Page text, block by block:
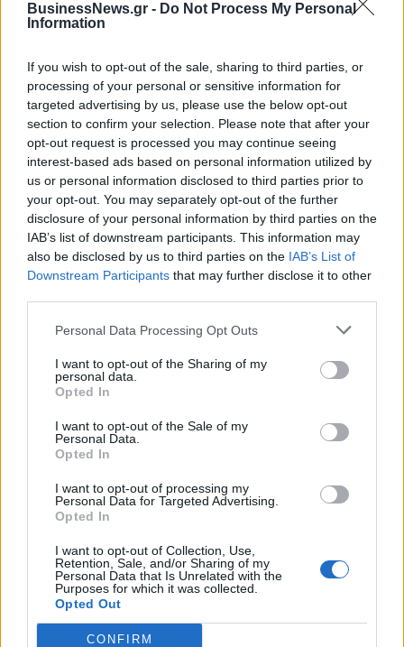
BusinessNews.gr - Do Not Process My Personal
Information
If you wish to opt-out of the sale, sharing to third parties, or
processing of your personal or sensitive information for
targeted advertising by us, please use the below opt-out
section to confirm your selection. Please note that after your
opt-out request is processed you may continue seeing
interest-based ads based on personal information utilized by
us or personal information disclosed to third parties prior to
your opt-out. You may separately opt-out of the further
disclosure of your personal information by third parties on the
IAB’s list of downstream participants. This information may
also be disclosed by us to third parties on the IAB’s List of
Downstream Participants that may further disclose it to other
Personal Data Processing Opt Outs
I want to opt-out of the Sharing of my
personal data.
Opted In
I want to opt-out of the Sale of my
Personal Data.
Opted In
I want to opt-out of processing my
Personal Data for Targeted Advertising.
Opted In
I want to opt-out of Collection, Use,
Retention, Sale, and/or Sharing of my
Personal Data that Is Unrelated with the
Purposes for which it was collected.
Opted Out
CONFIRM
Το FIAT 500 Hybrid τώρα από
Ατρόμητος και Novibet
συνεχίζουν μαζί: Ανανέωση της
συνεργασίας τους μέχρι το
2028
18η συνεχόμενη χρονιά για τον ΟΤΕ στη διεθνή σειρά δεικτών
FTSE4Good
πύλες του σε όλους
ΠΕΡΙΣΣΌΤΕΡΑ ΣΕ ΑΥΤΉ ΤΗΝ ΚΑΤΗΓΟΡΊΑ
Διεθνής επέκταση για τη
08/04/2014 - 03:00
PCS: Νέο έργο στην Κένυα
09/04/2014 - 03:00